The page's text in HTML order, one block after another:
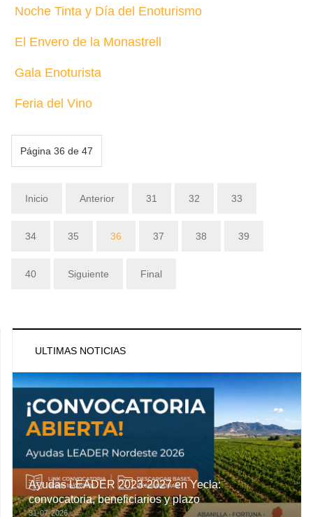
Noche Tinta y Día del Enoturismo
El Envero de la Monastrell
Gala Enoturista
Feria del Vino
Página 36 de 47
Inicio Anterior 31 32 33
34 35 36 37 38 39
40 Siguiente Final
ULTIMAS NOTICIAS
Ayudas LEADER 2023-2027 en Yecla:
convocatoria, beneficiarios y plazo
31-07-2026